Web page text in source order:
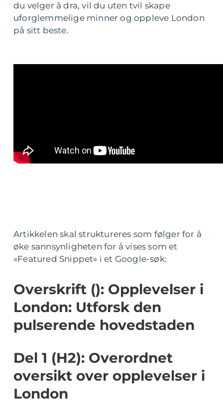
du velger å dra, vil du uten tvil skape
uforglemmelige minner og oppleve London
på sitt beste.
Artikkelen skal struktureres som følger for å
øke sannsynligheten for å vises som et
«Featured Snippet» i et Google-søk:
Overskrift (): Opplevelser i
London: Utforsk den
pulserende hovedstaden
Del 1 (H2): Overordnet
oversikt over opplevelser i
London